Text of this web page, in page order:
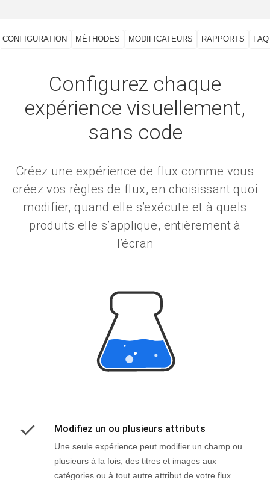
CONFIGURATION MÉTHODES MODIFICATEURS RAPPORTS FAQ
Configurez chaque
expérience visuellement,
sans code
Créez une expérience de flux comme vous
créez vos règles de flux, en choisissant quoi
modifier, quand elle s’exécute et à quels
produits elle s’applique, entièrement à
l’écran
Modifiez un ou plusieurs attributs
Une seule expérience peut modifier un champ ou
plusieurs à la fois, des titres et images aux
catégories ou à tout autre attribut de votre flux.